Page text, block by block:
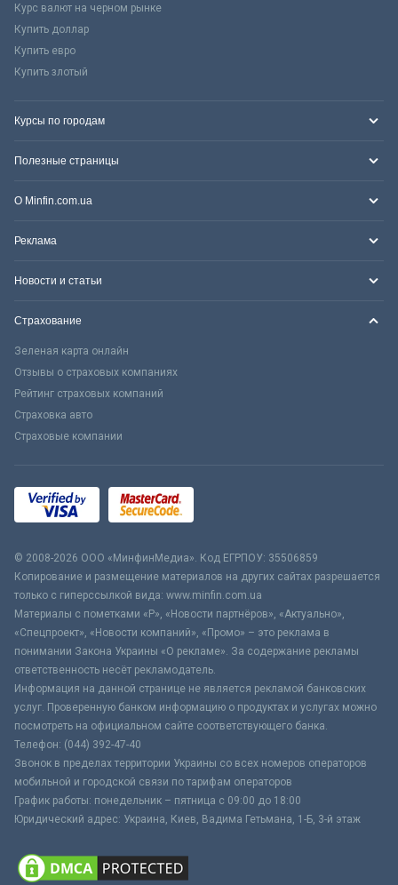
Курс валют на черном рынке
Купить доллар
Купить евро
Купить злотый
Курсы по городам
Полезные страницы
О Minfin.com.ua
Реклама
Новости и статьи
Страхование
Зеленая карта онлайн
Отзывы о страховых компаниях
Рейтинг страховых компаний
Страховка авто
Страховые компании
© 2008-2026 ООО «МинфинМедиа». Код ЕГРПОУ: 35506859
Копирование и размещение материалов на других сайтах разрешается
только с гиперссылкой вида: www.minfin.com.ua
Материалы с пометками «Р», «Новости партнёров», «Актуально»,
«Спецпроект», «Новости компаний», «Промо» – это реклама в
понимании Закона Украины «О рекламе». За содержание рекламы
ответственность несёт рекламодатель.
Информация на данной странице не является рекламой банковских
услуг. Проверенную банком информацию о продуктах и услугах можно
посмотреть на официальном сайте соответствующего банка.
Телефон: (044) 392-47-40
Звонок в пределах территории Украины со всех номеров операторов
мобильной и городской связи по тарифам операторов
График работы: понедельник – пятница с 09:00 до 18:00
Юридический адрес: Украина, Киев, Вадима Гетьмана, 1-Б, 3-й этаж